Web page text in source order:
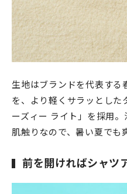
生地はブランドを代表する
を、より軽くサラッとした
ーズィー ライト」を採用。
肌触りなので、暑い夏でも
前を開ければシャツ